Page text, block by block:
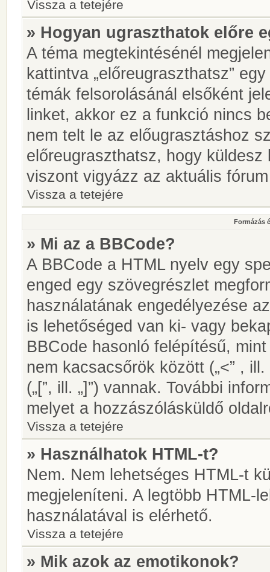
Vissza a tetejére
» Hogyan ugraszthatok előre
A téma megtekintésénél
kattintva „előreugraszthatsz”
témák felsorolásánál elsőként
linket, akkor ez a funkció nincs
nem telt le az előugrasztáshoz
előreugraszthatsz, hogy
viszont vigyázz az aktuális
Vissza a tetejére
Formázás
» Mi az a BBCode?
A BBCode a HTML nyelv egy
enged egy szövegrészlet
használatának engedélyezése
is lehetőséged van ki- vagy
BBCode hasonló felépítésű,
nem kacsacsőrök között („<” ,
(„[”, ill. „]”) vannak. További
melyet a hozzászólásküldő
Vissza a tetejére
» Használhatok HTML-t?
Nem. Nem lehetséges HTML-t
megjeleníteni. A legtöbb HTML-
használatával is elérhető.
Vissza a tetejére
» Mik azok az emotikonok?